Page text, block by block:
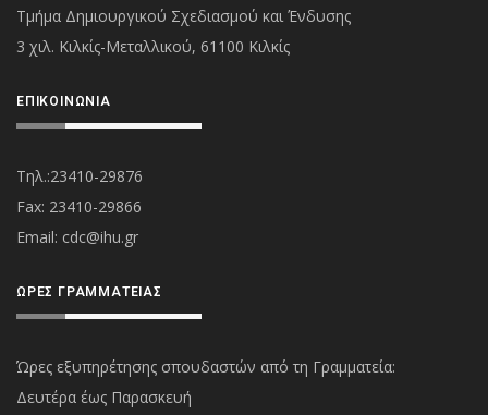
Τμήμα Δημιουργικού Σχεδιασμού και Ένδυσης
3 χιλ. Κιλκίς-Μεταλλικού, 61100 Κιλκίς
ΕΠΙΚΟΙΝΩΝΊΑ
Τηλ.:23410-29876
Fax: 23410-29866
Εmail: cdc@ihu.gr
ΏΡΕΣ ΓΡΑΜΜΑΤΕΊΑΣ
Ώρες εξυπηρέτησης σπουδαστών από τη Γραμματεία:
Δευτέρα έως Παρασκευή